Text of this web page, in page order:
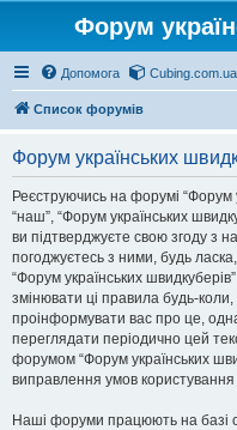
Форум
Допомога Cubing.com.ua
Список форумів
Форум українських
Реєструючись на форумі “Форум
“наш”, “Форум українських
ви підтверджуєте свою згоду з
погоджуєтесь з ними, будь
“Форум українських
змінювати ці правила будь-
проінформувати вас про це,
переглядати періодично цей
форумом “Форум українських
виправлення умов
Наші форуми працюють на базі